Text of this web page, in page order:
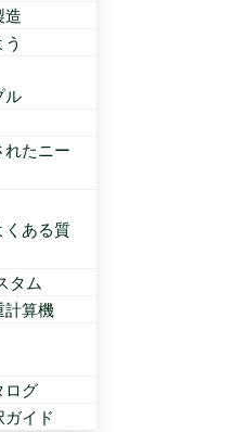
造
ル
れたニー
くある質
タム
計算機
ログ
ガイド